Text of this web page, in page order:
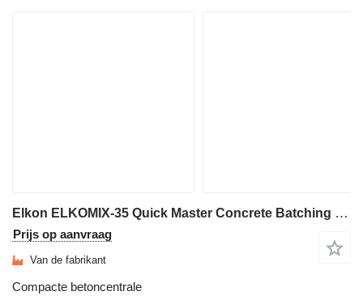
Elkon ELKOMIX-35 Quick Master Concrete Batching Plant
Prijs op aanvraag
Van de fabrikant
Compacte betoncentrale